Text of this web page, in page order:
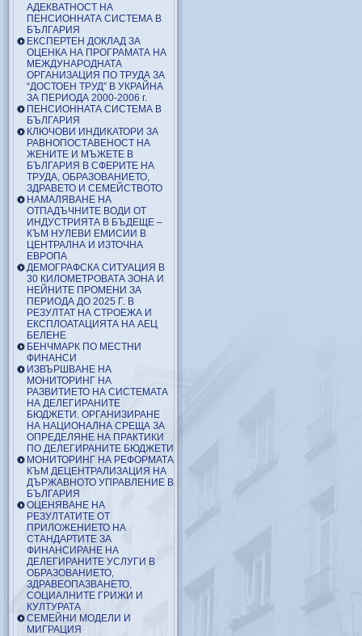
АДЕКВАТНОСТ НА
ПЕНСИОННАТА СИСТЕМА В
БЪЛГАРИЯ
ЕКСПЕРТЕН ДОКЛАД ЗА
ОЦЕНКА НА ПРОГРАМАТА НА
МЕЖДУНАРОДНАТА
ОРГАНИЗАЦИЯ ПО ТРУДА ЗА
“ДОСТОЕН ТРУД” В УКРАЙНА
ЗА ПЕРИОДА 2000-2006 г.
ПЕНСИОННАТА СИСТЕМА В
БЪЛГАРИЯ
КЛЮЧОВИ ИНДИКАТОРИ ЗА
РАВНОПОСТАВЕНОСТ НА
ЖЕНИТЕ И МЪЖЕТЕ В
БЪЛГАРИЯ В СФЕРИТЕ НА
ТРУДА, ОБРАЗОВАНИЕТО,
ЗДРАВЕТО И СЕМЕЙСТВОТО
НАМАЛЯВАНЕ НА
ОТПАДЪЧНИТЕ ВОДИ ОТ
ИНДУСТРИЯТА В БЪДЕЩЕ –
КЪМ НУЛЕВИ ЕМИСИИ В
ЦЕНТРАЛНА И ИЗТОЧНА
ЕВРОПА
ДЕМОГРАФСКА СИТУАЦИЯ В
30 КИЛОМЕТРОВАТА ЗОНА И
НЕЙНИТЕ ПРОМЕНИ ЗА
ПЕРИОДА ДО 2025 Г. В
РЕЗУЛТАТ НА СТРОЕЖА И
ЕКСПЛОАТАЦИЯТА НА АЕЦ
БЕЛЕНЕ
БЕНЧМАРК ПО МЕСТНИ
ФИНАНСИ
ИЗВЪРШВАНЕ НА
МОНИТОРИНГ НА
РАЗВИТИЕТО НА СИСТЕМАТА
НА ДЕЛЕГИРАНИТЕ
БЮДЖЕТИ. ОРГАНИЗИРАНЕ
НА НАЦИОНАЛНА СРЕЩА ЗА
ОПРЕДЕЛЯНЕ НА ПРАКТИКИ
ПО ДЕЛЕГИРАНИТЕ БЮДЖЕТИ
МОНИТОРИНГ НА РЕФОРМАТА
КЪМ ДЕЦЕНТРАЛИЗАЦИЯ НА
ДЪРЖАВНОТО УПРАВЛЕНИЕ В
БЪЛГАРИЯ
ОЦЕНЯВАНЕ НА
РЕЗУЛТАТИТЕ ОТ
ПРИЛОЖЕНИЕТО НА
СТАНДАРТИТЕ ЗА
ФИНАНСИРАНЕ НА
ДЕЛЕГИРАНИТЕ УСЛУГИ В
ОБРАЗОВАНИЕТО,
ЗДРАВЕОПАЗВАНЕТО,
СОЦИАЛНИТЕ ГРИЖИ И
КУЛТУРАТА
СЕМЕЙНИ МОДЕЛИ И
МИГРАЦИЯ